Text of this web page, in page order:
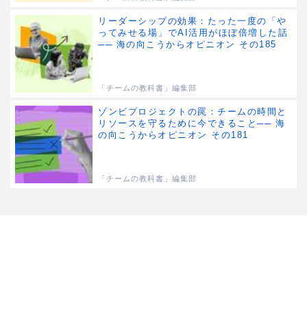
リーダーシップの効果：たった一度の「や
ってみせる場」でAI活用がほぼ倍増した話
── 海の向こうからオピニオン その185
「チームの教科書」編集部
ゾンビプロジェクトの罠：チームの時間と
リソースを守るために今できること── 海
の向こうからオピニオン その181
「チームの教科書」編集部